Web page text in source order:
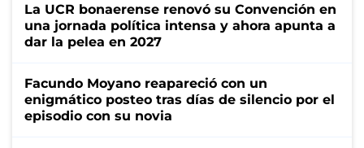
La UCR bonaerense renovó su Convención en
una jornada política intensa y ahora apunta a
dar la pelea en 2027
Facundo Moyano reapareció con un
enigmático posteo tras días de silencio por el
episodio con su novia